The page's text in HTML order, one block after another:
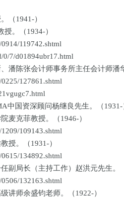
（1941-）
。（1934-）
119742.shtml
7/d01894ubr17.html
陈张会计师事务所主任会计师潘
127861.shtml
国资深顾问杨继良先生。（1931-
克菲教授。（1946-）
109143.shtml
。（1931-）
134892.shtml
局长（主持工作）赵洪元先生。
132163.shtml
师余盛钧老师。（1922-）